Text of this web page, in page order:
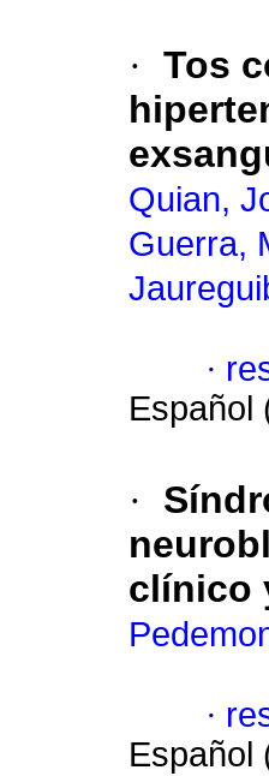
· Tos
Quian,
Guerra,
·
Español
·
clínico
·
Español